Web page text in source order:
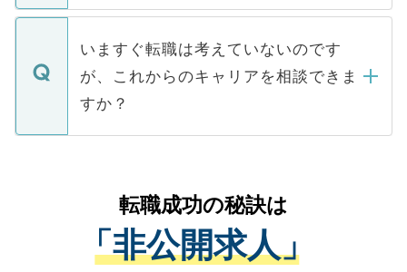
関を公にしてしまうと、応募が殺到する場
に、医療機関が求める条件に合った人材の
みを人材紹介会社に依頼するケースが増え
ています。
定を承諾する必要はありません。内定先へ
の辞退の連絡はキャリアパートナーが行い
個人情報が漏えいすることはありませんの
で、ご安心ください。当サイトからの登録
などで収集したご登録者様の個人情報は、
ご本人のキャリアアップおよび転職活動の
支援を目的に使用いたします。お預かりし
ているすべての個人データはご本人の許可
は、個人情報の取り扱いについての厳密な
管理基準を満たした事業者のみに付与され
る、プライバシーマークを取得済みです。
いますぐ転職は考えていないのです
が、これからのキャリアを相談できま
すか？
かがいして、現在の医療機関の状況や紹介
経験をまじえながら、適切なアドバイスを
させていただきます。すぐにご転職をされ
ない方には、長期的なサポートが可能です
転職成功の秘訣は
「非公開求人」